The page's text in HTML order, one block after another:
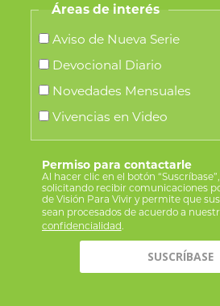
Áreas de interés
Aviso de Nueva Serie
Devocional Diario
Novedades Mensuales
Vivencias en Video
Permiso para contactarle
Al hacer clic en el botón
solicitando recibir comunicaciones
de Visión Para Vivir y permite que
sean procesados de acuerdo a
confidencialidad.